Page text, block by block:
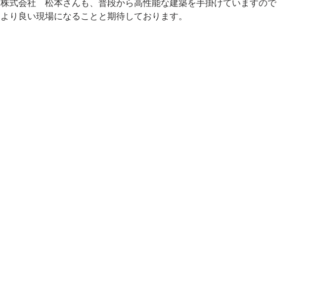
株式会社　松本さんも、普段から高性能な建築を手掛けていますので
より良い現場になることと期待しております。